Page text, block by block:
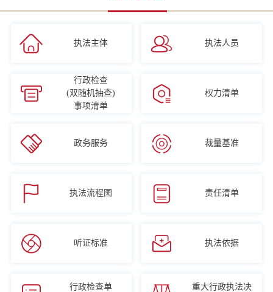
执法主体 执法人员
行政检查
(双随机抽查)
事项清单
权力清单
政务服务 裁量基准
执法流程图 责任清单
听证标准 执法依据
行政检查单
重大行政执法决